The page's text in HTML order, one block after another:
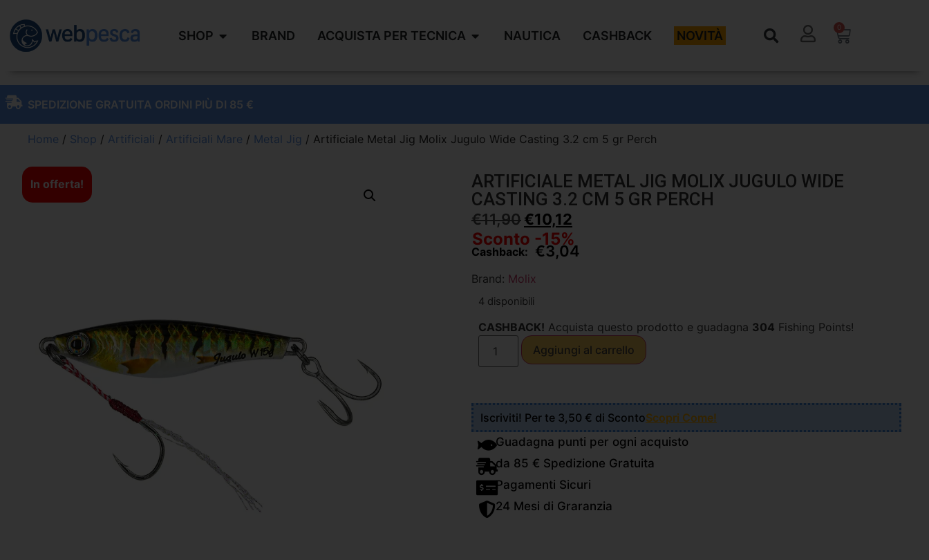
SHOP BRAND ACQUISTA PER TECNICA NAUTICA CASHBACK NOVITÀ
0
SPEDIZIONE GRATUITA ORDINI PIÙ DI 85 €
Home / Shop / Artificiali / Artificiali Mare / Metal Jig / Artificiale Metal Jig Molix Jugulo Wide Casting 3.2 cm 5 gr Perch
In offerta!
ARTIFICIALE METAL JIG MOLIX JUGULO WIDE
CASTING 3.2 CM 5 GR PERCH
€11,90€10,12
Sconto -15%
Cashback: €3,04
Brand: Molix
4 disponibili
CASHBACK! Acquista questo prodotto e guadagna 304 Fishing Points!
Aggiungi al carrello
Iscriviti! Per te 3,50 € di ScontoScopri Come!
Guadagna punti per ogni acquisto
da 85 € Spedizione Gratuita
Pagamenti Sicuri
24 Mesi di Graranzia